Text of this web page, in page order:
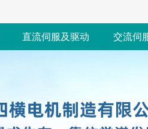
直流伺服及驱动 交流伺